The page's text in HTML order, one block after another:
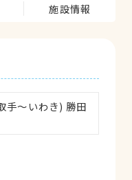
施設情報
手～いわき) 勝田